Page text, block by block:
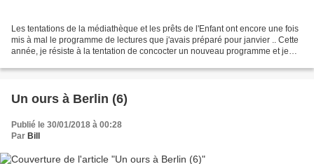
Les tentations de la médiathèque et les prêts de l'Enfant ont encore une fois
mis à mal le programme de lectures que j'avais préparé pour janvier .. Cette
année, je résiste à la tentation de concocter un nouveau programme et je
Un ours à Berlin (6)
Publié le 30/01/2018 à 00:28
Par Bill